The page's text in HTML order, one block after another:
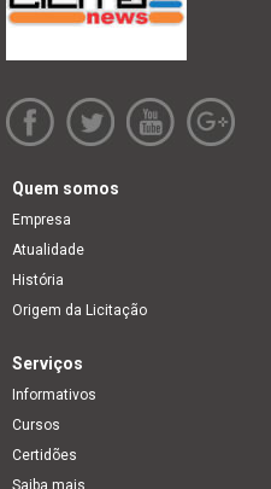
Quem somos
Empresa
Atualidade
História
Origem da Licitação
Serviços
Informativos
Cursos
Certidões
Saiba mais